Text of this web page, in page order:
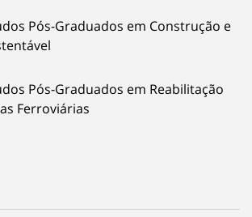
Pós-Graduados em Construção e
Pós-Graduados em Reabilitação
Ferroviárias